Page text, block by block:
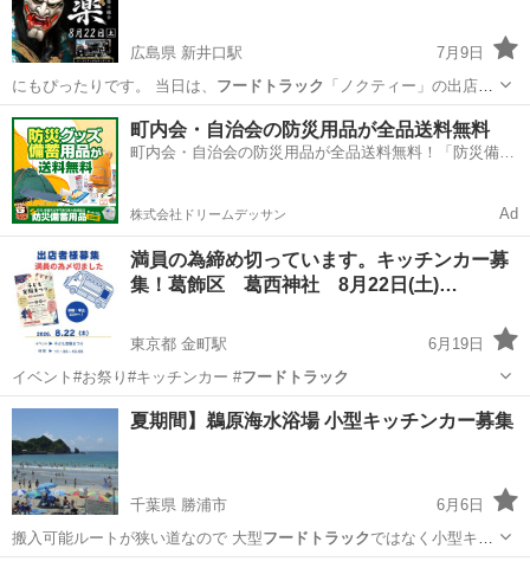
広島県 新井口駅
7月9日
にもぴったりです。 当日は、 フードトラック 「ノクティー」の出店も
予定していま…
広島 広島市 新井口駅 コンサート/ショー 会場
町内会・自治会の防災用品が全品送料無料
町内会・自治会の防災用品が全品送料無料！「防災備蓄
株式会社ドリームデッサン Ad
満員の為締め切っています。キッチンカー募
集！葛飾区 葛西神社 8月22日(土)…
東京都 金町駅
6月19日
イベント#お祭り#キッチンカー #フードトラック
東京 葛飾区 金町駅 地域/お祭り キッチンカー
夏期間】鵜原海水浴場 小型キッチンカー募集
千葉県 勝浦市
6月6日
搬入可能ルートが狭い道なので 大型フードトラック ではなく小型キッ
チンカーでの出店で…